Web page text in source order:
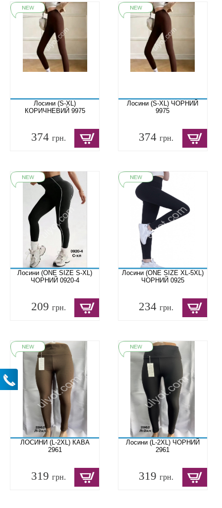
Лосини (S-XL)
КОРИЧНЕВИЙ 9975
374 грн.
Лосини (S-XL) ЧОРНИЙ
9975
374грн.
Лосини (ONE SIZE S-XL)
ЧОРНИЙ 0920-4
209 грн.
Лосини (ONE SIZE XL-5XL)
ЧОРНИЙ 0925
234грн.
ЛОСИНИ (L-2XL) КАВА
2961
319 грн.
Лосини (L-2XL) ЧОРНИЙ
2961
319грн.